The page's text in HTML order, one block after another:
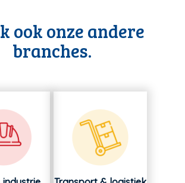
ook onze andere
branches.